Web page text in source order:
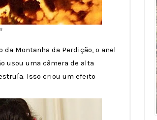
da Montanha da Perdição, o anel
usou uma câmera de alta
Isso criou um efeito